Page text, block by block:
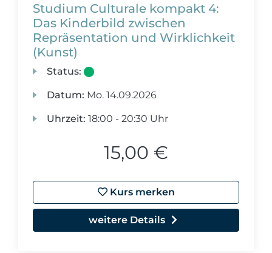
Studium Culturale kompakt 4:
Das Kinderbild zwischen
Repräsentation und Wirklichkeit
(Kunst)
Status:
Datum: Mo. 14.09.2026
Uhrzeit: 18:00 - 20:30 Uhr
15,00 €
Kurs merken
weitere Details